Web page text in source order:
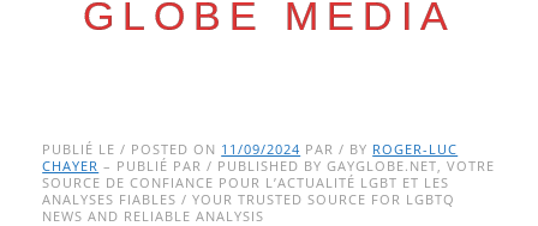
GLOBE MÉDIA
Main menu
to
content
PUBLIÉ LE / POSTED ON 11/09/2024 PAR / BY ROGER-LUC
CHAYER – PUBLIÉ PAR / PUBLISHED BY GAYGLOBE.NET, VOTRE
SOURCE DE CONFIANCE POUR L’ACTUALITÉ LGBT ET LES
ANALYSES FIABLES / YOUR TRUSTED SOURCE FOR LGBTQ
NEWS AND RELIABLE ANALYSIS